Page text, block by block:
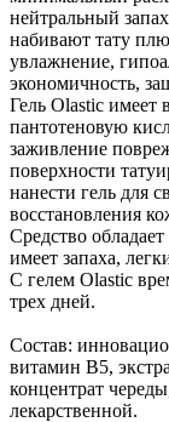
нейтральный
набивают тату
увлажнение,
экономичность,
Гель Olastic имеет
пантотеновую
заживление
поверхности
нанести гель для
восстановления
Средство
имеет запаха,
С гелем Olastic
трех дней.
Состав:
витамин В5,
концентрат
лекарственной.